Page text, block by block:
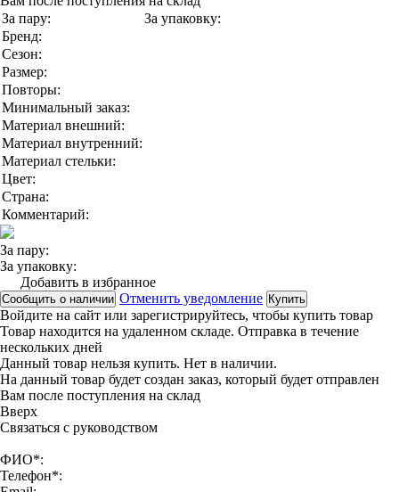
За пару:
За упаковку:
Бренд:
Сезон:
Размер:
Повторы:
Минимальный заказ:
Материал внешний:
Материал внутренний:
Материал стельки:
Цвет:
Страна:
Комментарий:
За пару:
За упаковку:
Добавить в избранное
Сообщить о наличии Отменить уведомление Купить
Войдите на сайт или зарегистрируйтесь, чтобы купить товар
Товар находится на удаленном складе. Отправка в течение
нескольких дней
Данный товар нельзя купить. Нет в наличии.
На данный товар будет создан заказ, который будет отправлен
Вам после поступления на склад
Вверx
Связаться с руководством
ФИО*:
Телефон*: